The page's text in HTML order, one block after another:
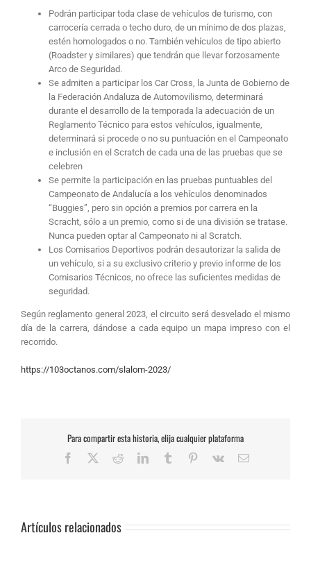
Podrán participar toda clase de vehículos de turismo, con
carrocería cerrada o techo duro, de un mínimo de dos plazas,
estén homologados o no. También vehículos de tipo abierto
(Roadster y similares) que tendrán que llevar forzosamente
Arco de Seguridad.
Se admiten a participar los Car Cross, la Junta de Gobierno de
la Federación Andaluza de Automovilismo, determinará
durante el desarrollo de la temporada la adecuación de un
Reglamento Técnico para estos vehículos, igualmente,
determinará si procede o no su puntuación en el Campeonato
e inclusión en el Scratch de cada una de las pruebas que se
celebren
Se permite la participación en las pruebas puntuables del
Campeonato de Andalucía a los vehículos denominados
“Buggies”, pero sin opción a premios por carrera en la
Scracht, sólo a un premio, como si de una división se tratase.
Nunca pueden optar al Campeonato ni al Scratch.
Los Comisarios Deportivos podrán desautorizar la salida de
un vehículo, si a su exclusivo criterio y previo informe de los
Comisarios Técnicos, no ofrece las suficientes medidas de
seguridad.
Según reglamento general 2023, el circuito será desvelado el mismo
día de la carrera, dándose a cada equipo un mapa impreso con el
recorrido.
https://103octanos.com/slalom-2023/
Para compartir esta historia, elija cualquier plataforma
Facebook RedditLinkedInTumblr Pinterest
Vk
Correo
Artículos relacionados